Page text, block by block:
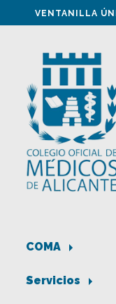
VENTANILLA
COMA
Servicios